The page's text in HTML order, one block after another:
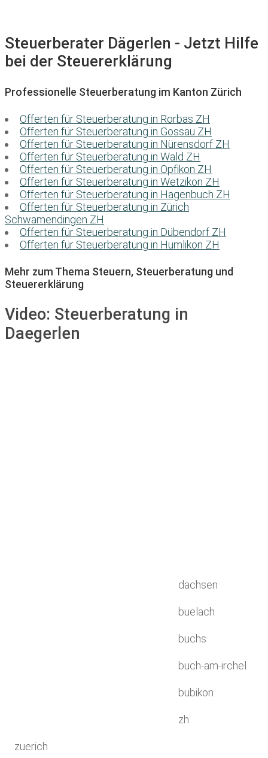
Steuerberater Dägerlen - Jetzt Hilfe
bei der Steuererklärung
Professionelle Steuerberatung im Kanton Zürich
Offerten für Steuerberatung in Rorbas ZH
Offerten für Steuerberatung in Gossau ZH
Offerten für Steuerberatung in Nürensdorf ZH
Offerten für Steuerberatung in Wald ZH
Offerten für Steuerberatung in Opfikon ZH
Offerten für Steuerberatung in Wetzikon ZH
Offerten für Steuerberatung in Hagenbuch ZH
Offerten für Steuerberatung in Zürich
Schwamendingen ZH
Offerten für Steuerberatung in Dübendorf ZH
Offerten für Steuerberatung in Humlikon ZH
Mehr zum Thema Steuern, Steuerberatung und
Steuererklärung
Video: Steuerberatung in
Daegerlen
dachsen
buelach
buchs
buch-am-irchel
bubikon
zh
zuerich